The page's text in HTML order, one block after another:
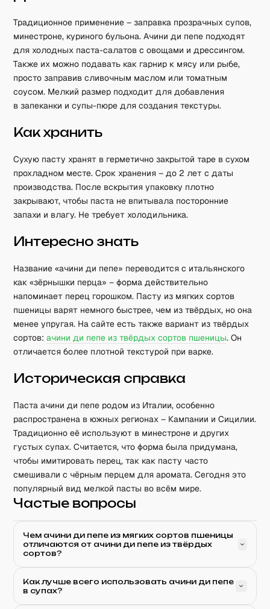
Традиционное применение – заправка прозрачных супов,
минестроне, куриного бульона. Ачини ди пепе подходят
для холодных паста-салатов с овощами и дрессингом.
Также их можно подавать как гарнир к мясу или рыбе,
просто заправив сливочным маслом или томатным
соусом. Мелкий размер подходит для добавления
в запеканки и супы-пюре для создания текстуры.
Как хранить
Сухую пасту хранят в герметично закрытой таре в сухом
прохладном месте. Срок хранения – до 2 лет с даты
производства. После вскрытия упаковку плотно
закрывают, чтобы паста не впитывала посторонние
запахи и влагу. Не требует холодильника.
Интересно знать
Название «ачини ди пепе» переводится с итальянского
как «зёрнышки перца» – форма действительно
напоминает перец горошком. Пасту из мягких сортов
пшеницы варят немного быстрее, чем из твёрдых, но она
менее упругая. На сайте есть также вариант из твёрдых
сортов:ачини ди пепе из твёрдых сортов пшеницы. Он
отличается более плотной текстурой при варке.
Историческая справка
Паста ачини ди пепе родом из Италии, особенно
распространена в южных регионах – Кампании и Сицилии.
Традиционно её используют в минестроне и других
густых супах. Считается, что форма была придумана,
чтобы имитировать перец, так как пасту часто
смешивали с чёрным перцем для аромата. Сегодня это
популярный вид мелкой пасты во всём мире.
Частые вопросы
Чем ачини ди пепе из мягких сортов пшеницы
отличаются от ачини ди пепе из твёрдых
сортов?
Как лучше всего использовать ачини ди пепе
в супах?